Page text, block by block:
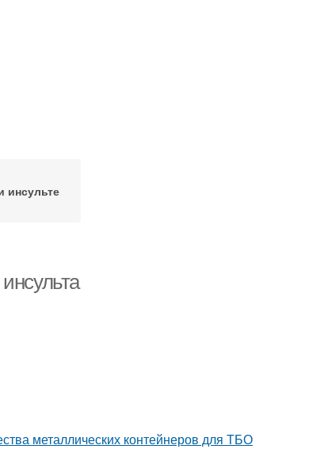
инсульте
металлических контейнеров для ТБО